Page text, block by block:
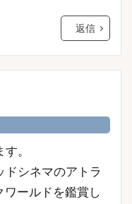
返信
。
シネマのアトラ
ールドを鑑賞し